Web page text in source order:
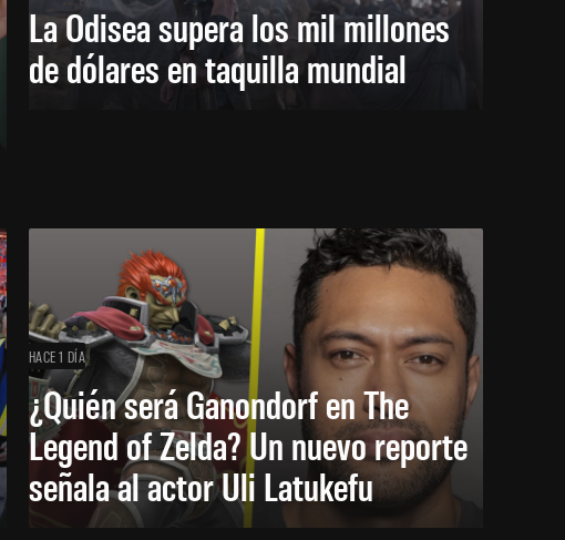
La Odisea supera los mil millones
de dólares en taquilla mundial
HACE 1 DÍA
¿Quién será Ganondorf en The
Legend of Zelda? Un nuevo reporte
señala al actor Uli Latukefu